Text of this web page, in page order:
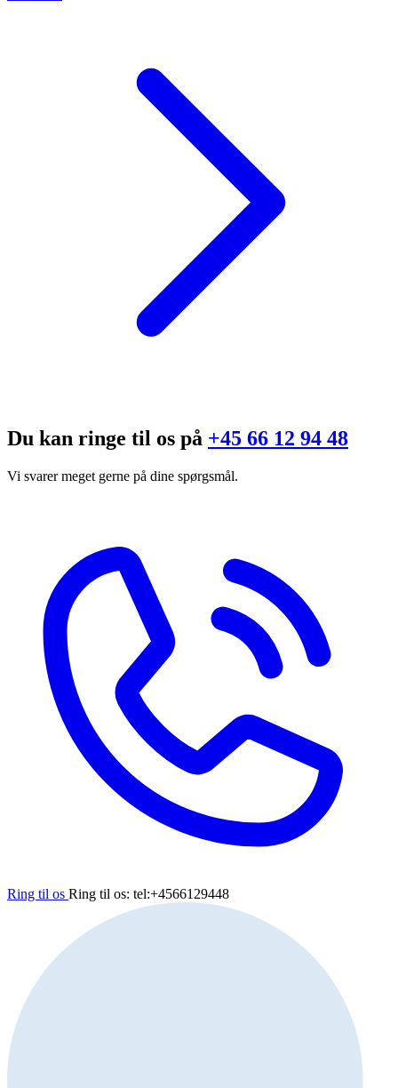
Du kan ringe til os på +45 66 12 94 48
Vi svarer meget gerne på dine spørgsmål.
Ring til os Ring til os: tel:+4566129448